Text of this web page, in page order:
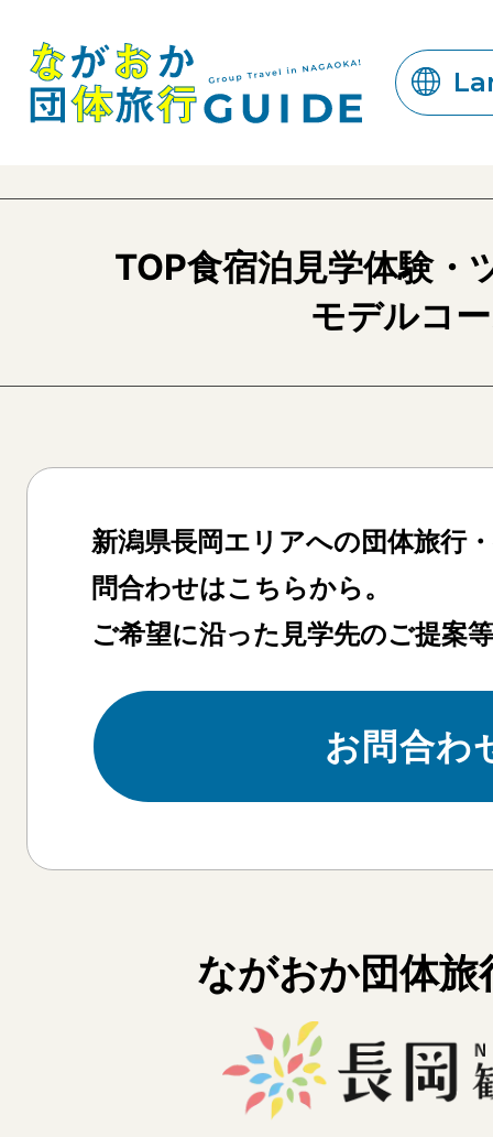
TOP食宿泊見学体験・
モデルコ
ながおか団体旅
新潟県長岡エリアへの団体旅行
問合わせはこちらから。
ご希望に沿った見学先のご提案
お問合わ